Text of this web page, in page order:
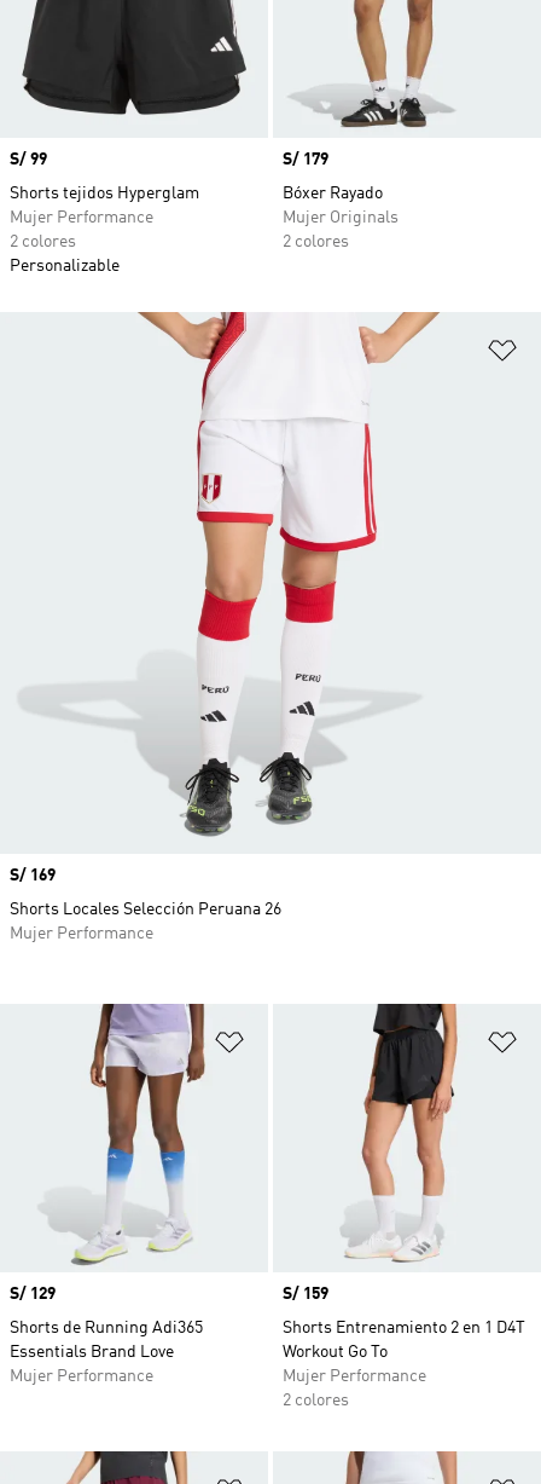
Precio
S/ 99
Shorts tejidos Hyperglam
Mujer Performance
2 colores
Personalizable
Precio
S/ 179
Bóxer Rayado
Mujer Originals
2 colores
Añadir a la lista de deseos
Precio
S/ 129
Shorts de Running Adi365
Essentials Brand Love
Mujer Performance
Precio
S/ 159
Shorts Entrenamiento 2 en 1 D4T
Workout Go To
Mujer Performance
2 colores
Precio
S/ 169
Shorts Locales Selección Peruana 26
Mujer Performance